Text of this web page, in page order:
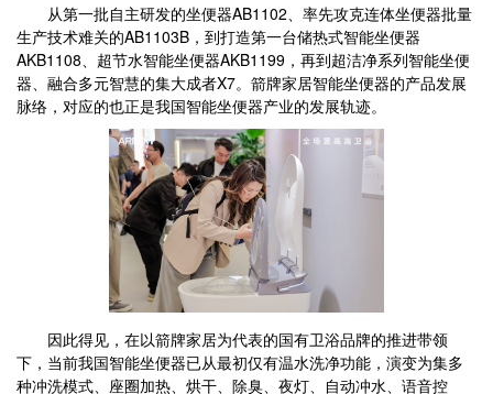
从第一批自主研发的坐便器AB1102、率先攻克连体坐便器批量
生产技术难关的AB1103B，到打造第一台储热式智能坐便器
AKB1108、超节水智能坐便器AKB1199，再到超洁净系列智能坐便
器、融合多元智慧的集大成者X7。箭牌家居智能坐便器的产品发展
脉络，对应的也正是我国智能坐便器产业的发展轨迹。
因此得见，在以箭牌家居为代表的国有卫浴品牌的推进带领
下，当前我国智能坐便器已从最初仅有温水洗净功能，演变为集多
种冲洗模式、座圈加热、烘干、除臭、夜灯、自动冲水、语音控